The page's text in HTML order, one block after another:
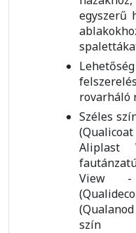
egyszerű
rovarháló
Széles
Aliplast
View -
szín